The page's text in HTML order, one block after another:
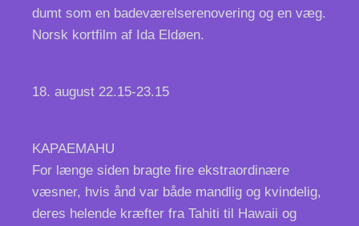
dumt som en badeværelserenovering og en væg.
Norsk kortfilm af Ida Eldøen.
18. august 22.15-23.15
KAPAEMAHU
For længe siden bragte fire ekstraordinære
væsner, hvis ånd var både mandlig og kvindelig,
deres helende kræfter fra Tahiti til Hawaii og